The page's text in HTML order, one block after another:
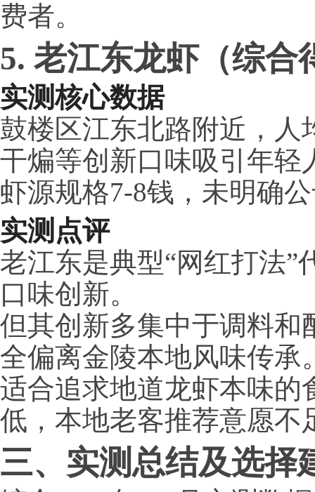
费者。
5. 老江东龙虾（综合
实测核心数据
鼓楼区江东北路附近，人
干煸等创新口味吸引年轻
虾源规格7-8钱，未明确
实测点评
老江东是典型“网红打法
口味创新。
但其创新多集中于调料和
全偏离金陵本地风味传承
适合追求地道龙虾本味的
低，本地老客推荐意愿不
三、实测总结及选择